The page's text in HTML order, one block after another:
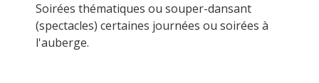
Soirées thématiques ou souper-dansant
(spectacles) certaines journées ou soirées à